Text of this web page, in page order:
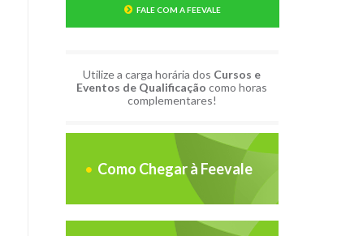
FALE COM A FEEVALE
Utilize a carga horária dos Cursos e
Eventos de Qualificação como horas
complementares!
Como Chegar à Feevale